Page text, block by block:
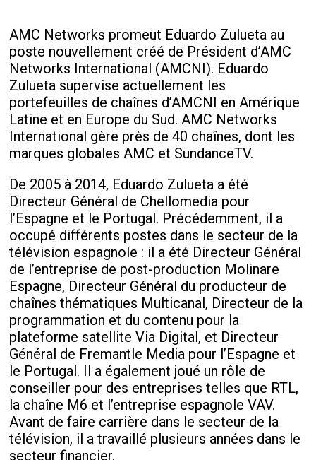
AMC Networks promeut Eduardo Zulueta au
poste nouvellement créé de Président d’AMC
Networks International (AMCNI). Eduardo
Zulueta supervise actuellement les
portefeuilles de chaînes d’AMCNI en Amérique
Latine et en Europe du Sud. AMC Networks
International gère près de 40 chaînes, dont les
marques globales AMC et SundanceTV.
De 2005 à 2014, Eduardo Zulueta a été
Directeur Général de Chellomedia pour
l’Espagne et le Portugal. Précédemment, il a
occupé différents postes dans le secteur de la
télévision espagnole : il a été Directeur Général
de l’entreprise de post-production Molinare
Espagne, Directeur Général du producteur de
chaînes thématiques Multicanal, Directeur de la
programmation et du contenu pour la
plateforme satellite Via Digital, et Directeur
Général de Fremantle Media pour l’Espagne et
le Portugal. Il a également joué un rôle de
conseiller pour des entreprises telles que RTL,
la chaîne M6 et l’entreprise espagnole VAV.
Avant de faire carrière dans le secteur de la
télévision, il a travaillé plusieurs années dans le
secteur financier.